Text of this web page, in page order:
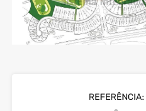
REFERÊNCIA: